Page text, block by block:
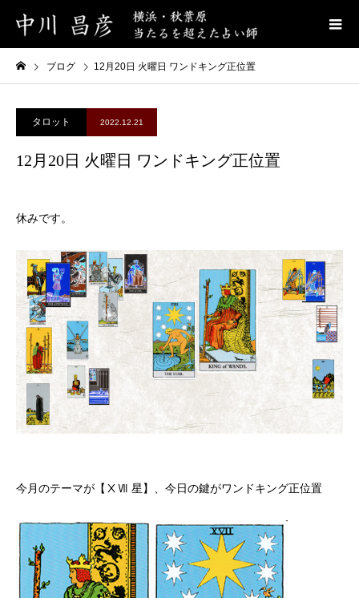
ブログ 12月20日 火曜日 ワンドキング正位置
タロット 2022.12.21
12月20日 火曜日 ワンドキング正位置
休みです。
今月のテーマが【ⅩⅦ 星】、今日の鍵がワンドキング正位置